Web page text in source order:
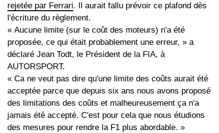
rejetée par Ferrari. Il aurait fallu prévoir ce plafond dès
l'écriture du règlement.
« Aucune limite (sur le coût des moteurs) n'a été
proposée, ce qui était probablement une erreur, » a
déclaré Jean Todt, le Président de la FIA, à
AUTORSPORT.
« Ca ne veut pas dire qu'une limite des coûts aurait été
acceptée parce que depuis six ans nous avons proposé
des limitations des coûts et malheureusement ça n'a
jamais été accepté. C'est pour cela que nous étudions
des mesures pour rendre la F1 plus abordable. »